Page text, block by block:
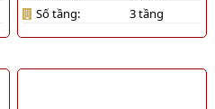
Số tầng:
3 tầng